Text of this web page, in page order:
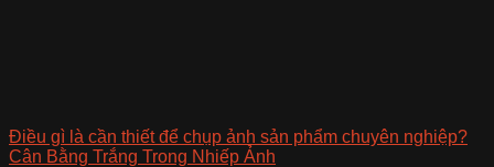
Điều gì là cần thiết để chụp ảnh sản phẩm chuyên nghiệp?
Cân Bằng Trắng Trong Nhiếp Ảnh